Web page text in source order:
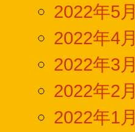
2022年5月
2022年4月
2022年3月
2022年2月
2022年1月